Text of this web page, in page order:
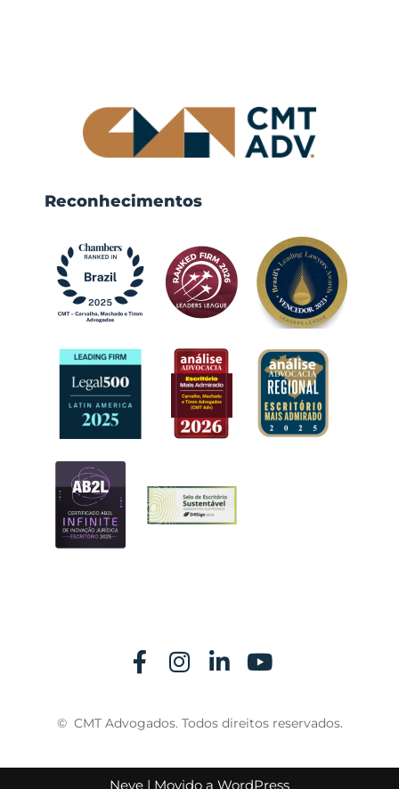
Reconhecimentos
© CMT Advogados. Todos direitos reservados.
Neve | Movido a WordPress